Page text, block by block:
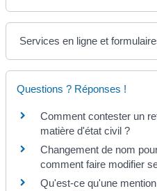
Services en ligne et
Questions ? Réponses !
Comment contester un
matière d'état civil ?
Changement de nom
comment faire modifier
Qu'est-ce qu'une